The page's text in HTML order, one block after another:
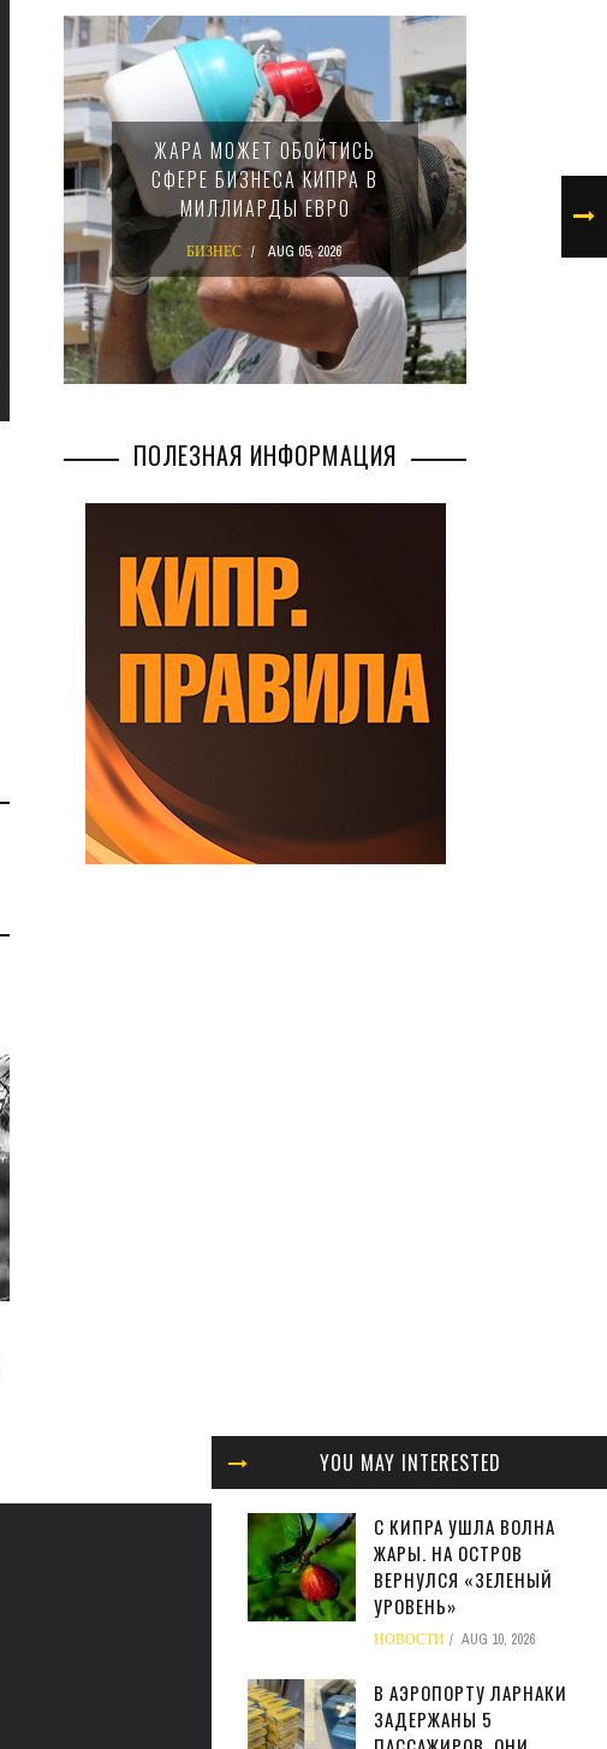
YOU MAY INTERESTED
С КИПРА УШЛА ВОЛНА
ЖАРЫ. НА ОСТРОВ
ВЕРНУЛСЯ «ЗЕЛЕНЫЙ
УРОВЕНЬ»
НОВОСТИ AUG 10, 2026
В АЭРОПОРТУ ЛАРНАКИ
ЗАДЕРЖАНЫ 5
ЖАРА МОЖЕТ ОБОЙТИСЬ
СФЕРЕ БИЗНЕСА КИПРА В
МИЛЛИАРДЫ ЕВРО
БИЗНЕС AUG 05, 2026
ПОЛЕЗНАЯ ИНФОРМАЦИЯ